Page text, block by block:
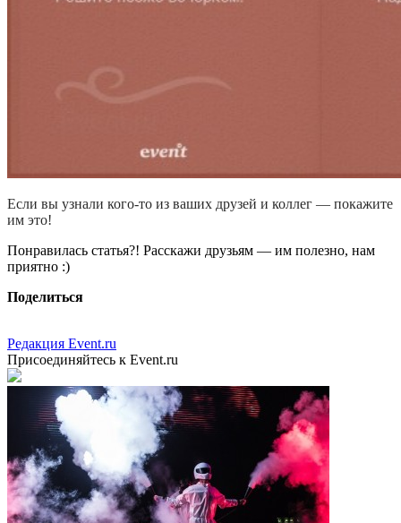
Если вы узнали кого-то из ваших друзей и коллег — покажите
им это!
Понравилась статья?! Расскажи друзьям — им полезно, нам
приятно :)
Поделиться
Редакция Event.ru
Присоединяйтесь к Event.ru